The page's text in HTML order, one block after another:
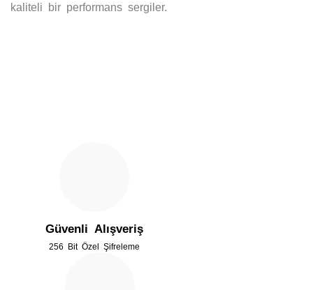
kaliteli bir performans sergiler.
Ürün bilgilerinde hatalar bulunuyor.
Ürün fiyatı diğer sitelerden daha pahalı.
Güvenli Alışveriş
256 Bit Özel Şifreleme